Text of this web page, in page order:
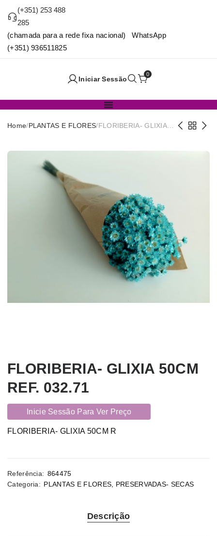
(+351) 253 488
285
(chamada para a rede fixa nacional) WhatsApp
(+351) 936511825
Iniciar Sessão
0
Home/PLANTAS E FLORES/FLORIBERIA- GLIXIA
FLORIBERIA- GLIXIA 50CM
REF. 032.71
Inicie Sessão Para Ver Preço
FLORIBERIA- GLIXIA 50CM R
Referência: 864475
Categoria: PLANTAS E FLORES PRESERVADAS- SECAS
Descrição